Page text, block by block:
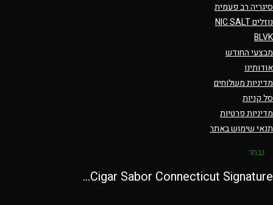
סיגריה רב פעמית
נוזלים NIC SALT
BLVK
מבצעי החודש
אודותינו
מדיניות משלוחים
סל קניות
מדיניות פרטיות
תנאי שימוש באתר
נבחר:
Cigar Sabor Connecticut Signature…